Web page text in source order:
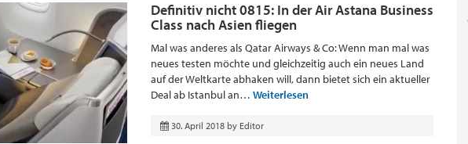
Definitiv nicht 0815: In der Air Astana Business
Class nach Asien fliegen
Mal was anderes als Qatar Airways & Co: Wenn man mal was
neues testen möchte und gleichzeitig auch ein neues Land
auf der Weltkarte abhaken will, dann bietet sich ein aktueller
Deal ab Istanbul an… Weiterlesen
30. April 2018 by Editor